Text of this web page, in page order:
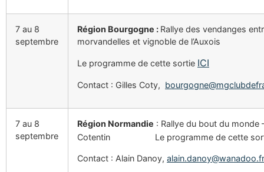
7 au 8
septembre
Région Bourgogne : Rallye des vendanges
morvandelles et vignoble de l’Auxois
Le programme de cette sortie ICI
Contact : Gilles Coty,
7 au 8
septembre
Région Normandie : Rallye du bout du monde
Cotentin Le programme de cette
Contact : Alain Danoy, alain.danoy@wanadoo.fr